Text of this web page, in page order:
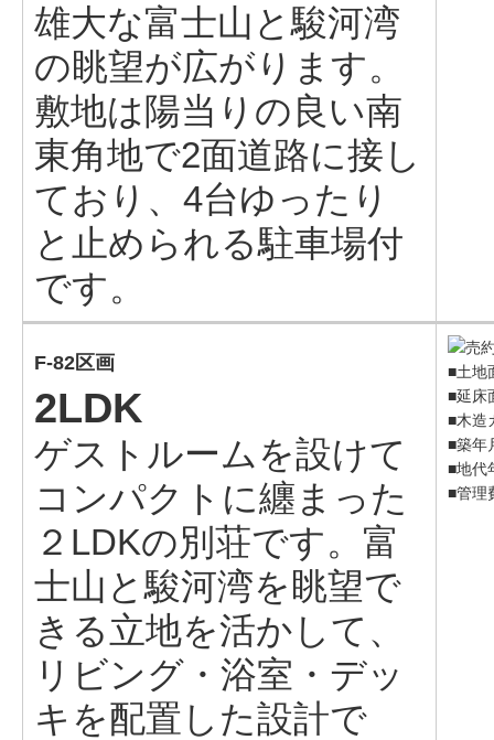
雄大な富士山と駿河湾
の眺望が広がります。
敷地は陽当りの良い南
東角地で2面道路に接し
ており、4台ゆったり
と止められる駐車場付
です。
F-82区画
2LDK
ゲストルームを設けて
コンパクトに纏まった
２LDKの別荘です。富
士山と駿河湾を眺望で
きる立地を活かして、
リビング・浴室・デッ
キを配置した設計で
■土地
■延床
■木造
■築年
■地代
■管理